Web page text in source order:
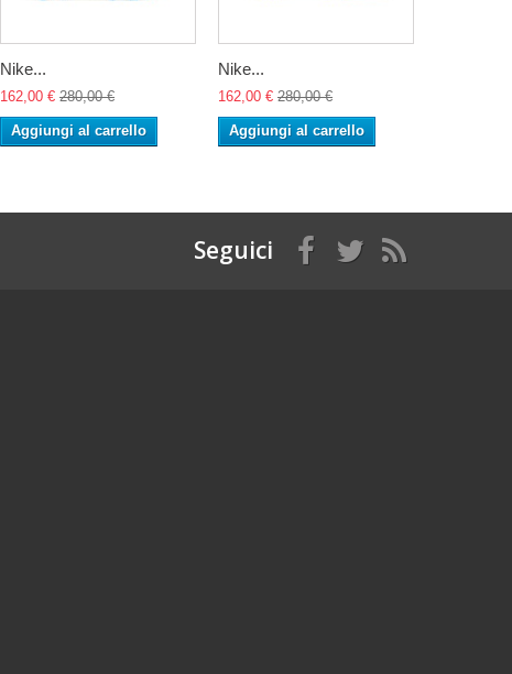
Nike...
162,00 € 280,00 €
Aggiungi al carrello
Nike...
162,00 € 280,00 €
Aggiungi al carrello
Seguici